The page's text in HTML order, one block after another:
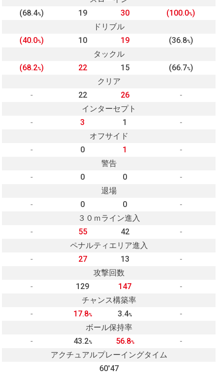
(68.4%) 19 30 (100.0%)
ドリブル
(40.0%) 10 19 (36.8%)
タックル
(68.2%) 22 15 (66.7%)
クリア
-
22 26
-
インターセプト
-
3 1
-
オフサイド
-
0 1
-
警告
-
0 0
-
退場
-
0 0
-
３０ｍライン進入
-
55 42
-
ペナルティエリア進入
-
27 13
-
攻撃回数
-
129 147
-
チャンス構築率
-
17.8% 3.4%
-
ボール保持率
-
43.2% 56.8%
-
アクチュアルプレーイングタイム
60'47